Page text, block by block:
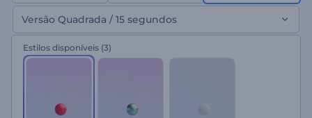
Versão Quadrada / 15 segundos
Estilos disponíveis (3)